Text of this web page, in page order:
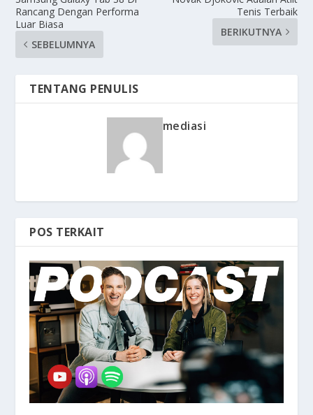
Rancang Dengan Performa
Luar Biasa
SEBELUMNYA
Tenis Terbaik
BERIKUTNYA
TENTANG PENULIS
mediasi
POS TERKAIT